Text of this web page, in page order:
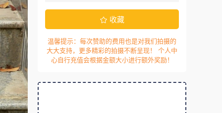
收藏
温馨提示：每次赞助的费用也是对我们拍摄的
大大支持，更多精彩的拍摄不断呈现！ 个人中
心自行充值会根据金额大小进行额外奖励！